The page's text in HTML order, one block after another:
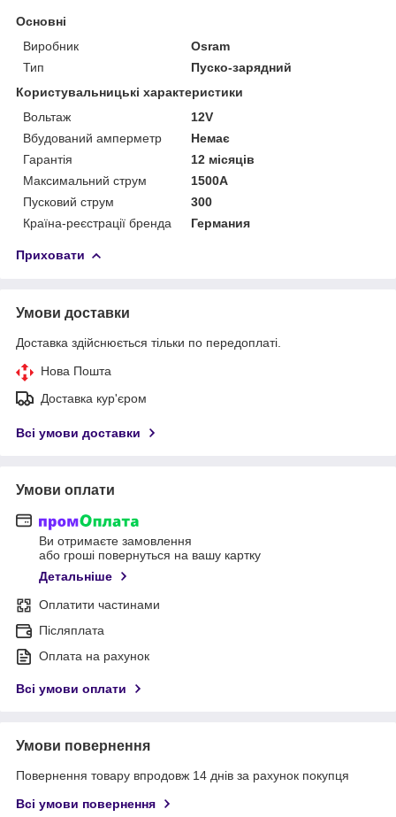
Основні
Виробник
Osram
Тип
Пуско-зарядний
Користувальницькі характеристики
Вольтаж
12V
Вбудований амперметр
Немає
Гарантія
12 місяців
Максимальний струм
1500А
Пусковий струм
300
Країна-реєстрації бренда
Германия
Приховати
Умови доставки
Доставка здійснюється тільки по передоплаті.
Нова Пошта
Доставка кур'єром
Всі умови доставки
Умови оплати
Ви отримаєте замовлення
або гроші повернуться на вашу картку
Детальніше
Оплатити частинами
Післяплата
Оплата на рахунок
Всі умови оплати
Умови повернення
Повернення товару впродовж 14 днів за рахунок покупця
Всі умови повернення